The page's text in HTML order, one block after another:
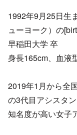
1992年9月25日生
ューヨーク）の
早稲田大学 卒
身長165cm、血液
2019年1月から全
の3代目アシスタ
知名度が高い女子